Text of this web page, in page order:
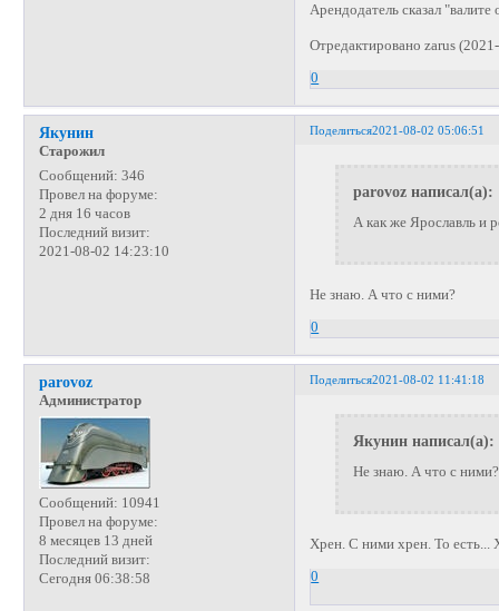
Арендодатель сказал
Отредактировано zarus
0
Поделиться2021-08-02 05:06:51
Якунин
Старожил
Сообщений: 346
Провел на форуме:
2 дня 16 часов
Последний визит:
2021-08-02 14:23:10
parovoz написал(а):
А как же Ярославль и
Не знаю. А что с ними?
0
Поделиться2021-08-02 11:41:18
parovoz
Администратор
Сообщений: 10941
Провел на форуме:
8 месяцев 13 дней
Последний визит:
Сегодня 06:38:58
Якунин написал(а):
Не знаю. А что с ними?
Хрен. С ними хрен. То есть...
0